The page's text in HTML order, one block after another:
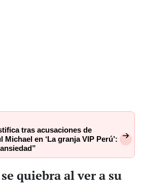
tras acusaciones de
en ‘La granja VIP Perú’:
quiebra al ver a su